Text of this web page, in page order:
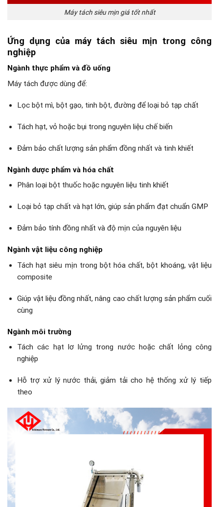
Máy tách siêu mịn giá tốt nhất
Ứng dụng của máy tách siêu mịn trong công
nghiệp
Ngành thực phẩm và đồ uống
Máy tách được dùng để:
Lọc bột mì, bột gạo, tinh bột, đường để loại bỏ tạp chất
Tách hạt, vỏ hoặc bụi trong nguyên liệu chế biến
Đảm bảo chất lượng sản phẩm đồng nhất và tinh khiết
Ngành dược phẩm và hóa chất
Phân loại bột thuốc hoặc nguyên liệu tinh khiết
Loại bỏ tạp chất và hạt lớn, giúp sản phẩm đạt chuẩn GMP
Đảm bảo tính đồng nhất và độ mịn của nguyên liệu
Ngành vật liệu công nghiệp
Tách hạt siêu mịn trong bột hóa chất, bột khoáng, vật liệu
composite
Giúp vật liệu đồng nhất, nâng cao chất lượng sản phẩm cuối
cùng
Ngành môi trường
Tách các hạt lơ lửng trong nước hoặc chất lỏng công
nghiệp
Hỗ trợ xử lý nước thải, giảm tải cho hệ thống xử lý tiếp
theo